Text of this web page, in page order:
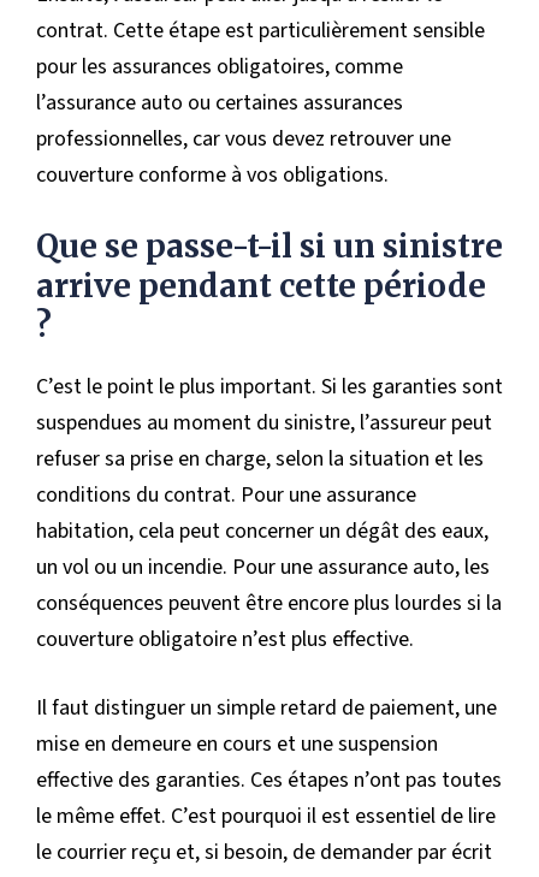
contrat. Cette étape est particulièrement sensible
pour les assurances obligatoires, comme
l’assurance auto ou certaines assurances
professionnelles, car vous devez retrouver une
couverture conforme à vos obligations.
Que se passe-t-il si un sinistre
arrive pendant cette période
?
C’est le point le plus important. Si les garanties sont
suspendues au moment du sinistre, l’assureur peut
refuser sa prise en charge, selon la situation et les
conditions du contrat. Pour une assurance
habitation, cela peut concerner un dégât des eaux,
un vol ou un incendie. Pour une assurance auto, les
conséquences peuvent être encore plus lourdes si la
couverture obligatoire n’est plus effective.
Il faut distinguer un simple retard de paiement, une
mise en demeure en cours et une suspension
effective des garanties. Ces étapes n’ont pas toutes
le même effet. C’est pourquoi il est essentiel de lire
le courrier reçu et, si besoin, de demander par écrit